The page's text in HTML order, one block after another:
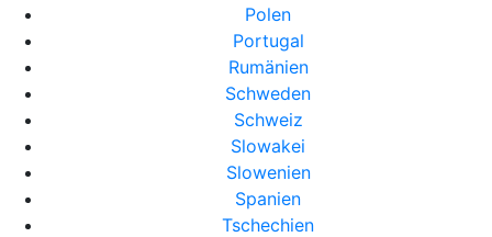
Polen
Portugal
Rumänien
Schweden
Schweiz
Slowakei
Slowenien
Spanien
Tschechien